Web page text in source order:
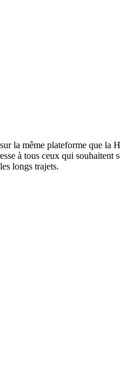
la même plateforme que
à tous ceux qui
longs trajets.